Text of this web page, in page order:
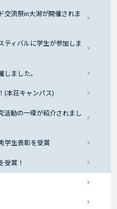
交流祭in大潟が開催されま
ティバルに学生が参加しま
ました。
(本荘キャンパス)
活動の一環が紹介されまし
学生表彰を受賞
受賞！